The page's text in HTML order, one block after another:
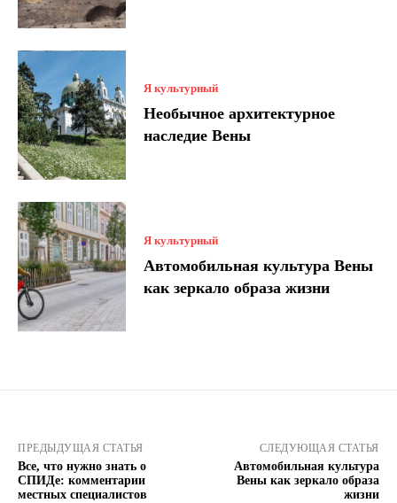
Я культурный
Необычное архитектурное
наследие Вены
Я культурный
Автомобильная культура Вены
как зеркало образа жизни
ПРЕДЫДУЩАЯ СТАТЬЯ
Все, что нужно знать о
СПИДе: комментарии
местных специалистов
СЛЕДУЮЩАЯ СТАТЬЯ
Автомобильная культура
Вены как зеркало образа
жизни